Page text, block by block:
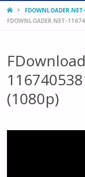
HOME
FDOWNLOADER.NET-
(1080p)